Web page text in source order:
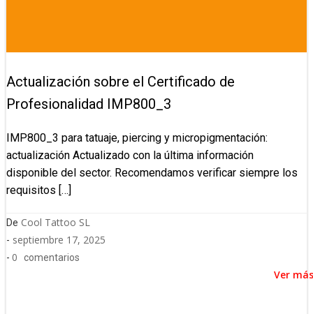
Actualización sobre el Certificado de
Profesionalidad IMP800_3
IMP800_3 para tatuaje, piercing y micropigmentación:
actualización Actualizado con la última información
disponible del sector. Recomendamos verificar siempre los
requisitos […]
De Cool Tattoo SL
- septiembre 17, 2025
- 0 comentarios
Ver más